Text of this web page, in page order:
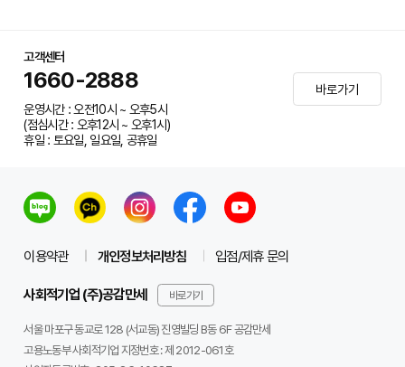
고객센터
1660-2888
운영시간 : 오전10시 ~ 오후5시
(점심시간 : 오후12시 ~ 오후1시)
휴일 : 토요일, 일요일, 공휴일
바로가기
이용약관 개인정보처리방침 입점/제휴 문의
사회적기업 (주)공감만세 바로가기
서울 마포구 동교로 128 (서교동) 진영빌딩 B동 6F 공감만세
고용노동부 사회적기업 지정번호 : 제 2012-061호